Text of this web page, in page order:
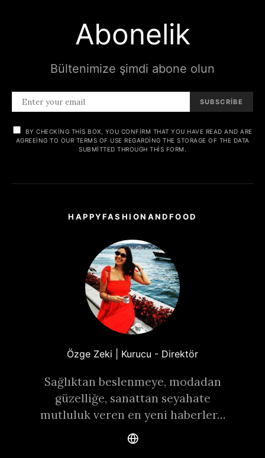
Abonelik
Bültenimize şimdi abone olun
SUBSCRIBE
BY CHECKING THIS BOX, YOU CONFIRM THAT YOU HAVE READ AND ARE
AGREEING TO OUR TERMS OF USE REGARDING THE STORAGE OF THE DATA
SUBMITTED THROUGH THIS FORM.
HAPPYFASHIONANDFOOD
Özge Zeki | Kurucu - Direktör
Sağlıktan beslenmeye, modadan
güzelliğe, sanattan seyahate
mutluluk veren en yeni haberler…